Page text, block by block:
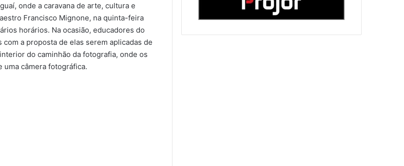
onde a caravana de arte, cultura e
Francisco Mignone, na quinta-feira
horários. Na ocasião, educadores do
a proposta de elas serem aplicadas de
do caminhão da fotografia, onde os
câmera fotográfica.